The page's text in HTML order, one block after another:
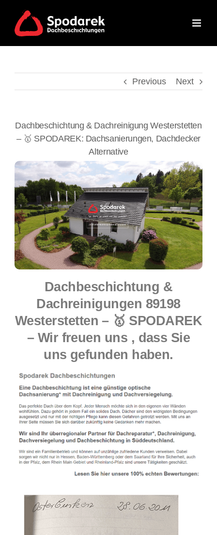
content
Previous Next
Dachbeschichtung & Dachreinigung Westerstetten
– 🥇 SPODAREK: Dachsanierungen, Dachdecker
Alternative
Dachbeschichtung &
Dachreinigungen 89198
Westerstetten – 🥇 SPODAREK
– Wir freuen uns , dass Sie
uns gefunden haben.